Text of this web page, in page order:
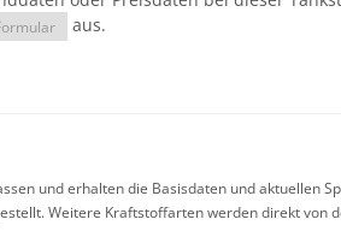
aus.
und erhalten die Basisdaten und aktuellen
Weitere Kraftstoffarten werden direkt von